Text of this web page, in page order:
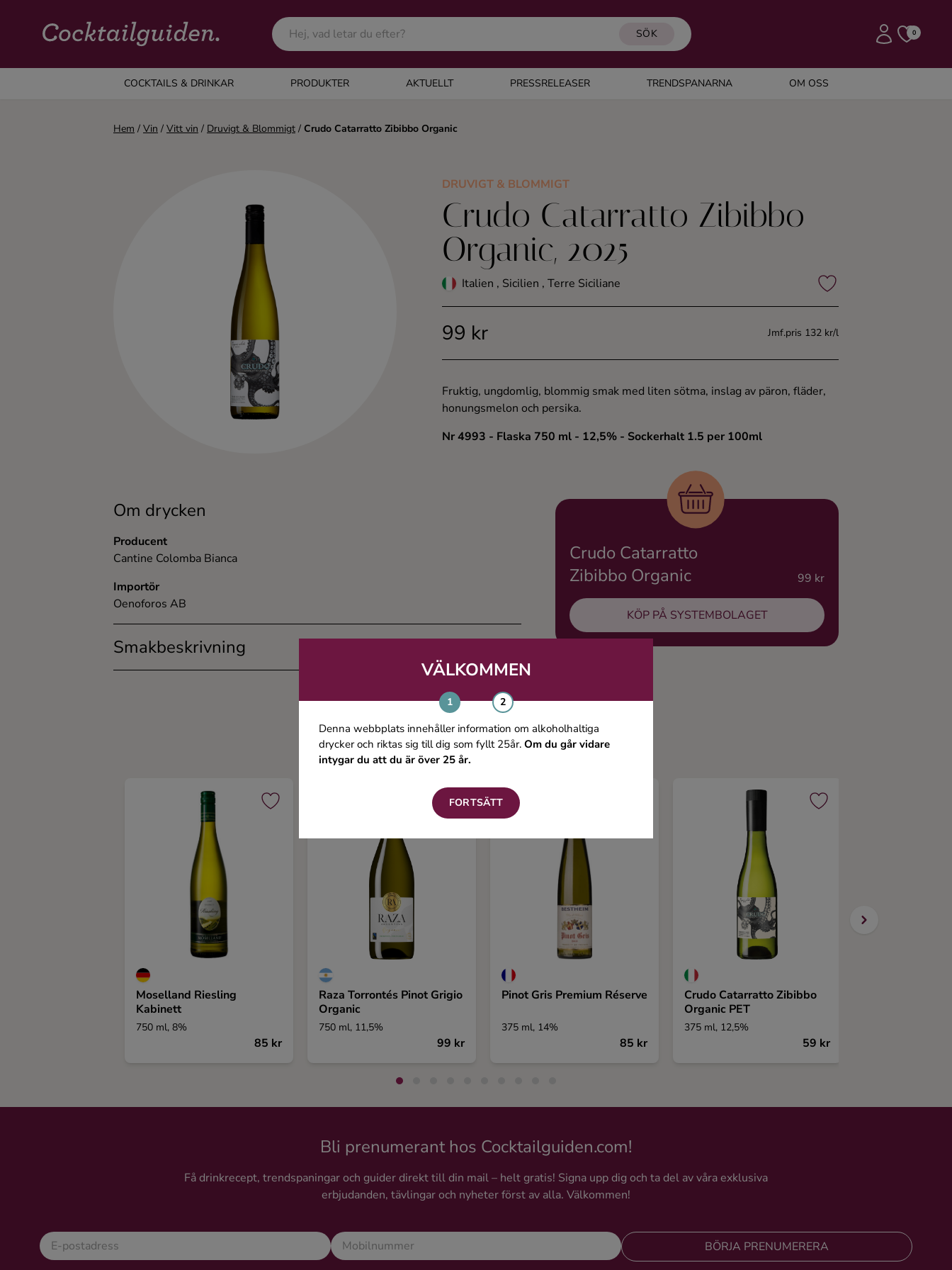
SÖK 0
COCKTAILS & DRINKAR PRODUKTER AKTUELLT PRESSRELEASER TRENDSPANARNA OM OSS
COCKTAILS & DRINKAR
Alla cocktails & drinkar
VÄLKOMMEN
Denna webbplats innehåller information om alkoholhaltiga
drycker och riktas sig till dig som fyllt 25år. Om du går vidare
intygar du att du är över 25 år.
FORTSÄTT
Hem / Vin / Vitt vin / Druvigt & Blommigt / Crudo Catarratto Zibibbo Organic
DRUVIGT & BLOMMIGT
Crudo Catarratto Zibibbo
Organic, 2025
Italien , Sicilien , Terre Siciliane
99 kr Jmf.pris 132 kr/l
Fruktig, ungdomlig, blommig smak med liten sötma, inslag av päron, fläder,
honungsmelon och persika.
Nr 4993 - Flaska 750 ml - 12,5% - Sockerhalt 1.5 per 100ml
Om drycken
Producent
Cantine Colomba Bianca
Importör
Oenoforos AB
Smakbeskrivning
Crudo Catarratto
Zibibbo Organic
99 kr
KÖP PÅ SYSTEMBOLAGET
Du kanske även gillar
Moselland Riesling
Kabinett
750 ml, 8%
85 kr
Raza Torrontés Pinot Grigio
Organic
750 ml, 11,5%
99 kr
Pinot Gris Premium Réserve
375 ml, 14%
85 kr
Crudo Catarratto Zibibbo
Organic PET
375 ml, 12,5%
59 kr
Bli prenumerant hos Cocktailguiden.com!
Få drinkrecept, trendspaningar och guider direkt till din mail – helt gratis! Signa upp dig och ta del av våra exklusiva
erbjudanden, tävlingar och nyheter först av alla. Välkommen!
BÖRJA PRENUMERERA